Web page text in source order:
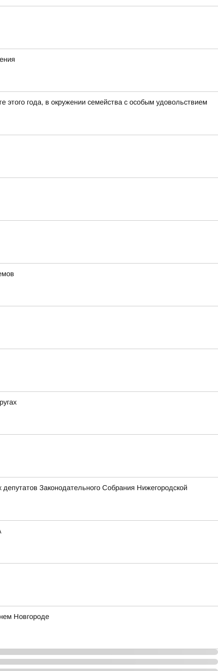
года, в окружении семейства с особым удовольствием
Законодательного Собрания Нижегородской
Новгороде